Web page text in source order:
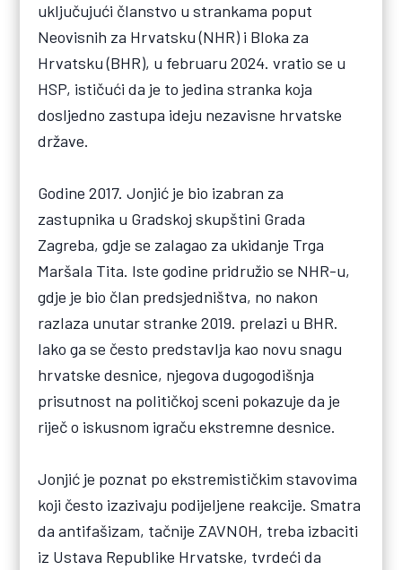
uključujući članstvo u strankama poput
Neovisnih za Hrvatsku (NHR) i Bloka za
Hrvatsku (BHR), u februaru 2024. vratio se u
HSP, ističući da je to jedina stranka koja
dosljedno zastupa ideju nezavisne hrvatske
države.
Godine 2017. Jonjić je bio izabran za
zastupnika u Gradskoj skupštini Grada
Zagreba, gdje se zalagao za ukidanje Trga
Maršala Tita. Iste godine pridružio se NHR-u,
gdje je bio član predsjedništva, no nakon
razlaza unutar stranke 2019. prelazi u BHR.
Iako ga se često predstavlja kao novu snagu
hrvatske desnice, njegova dugogodišnja
prisutnost na političkoj sceni pokazuje da je
riječ o iskusnom igraču ekstremne desnice.
Jonjić je poznat po ekstremističkim stavovima
koji često izazivaju podijeljene reakcije. Smatra
da antifašizam, tačnije ZAVNOH, treba izbaciti
iz Ustava Republike Hrvatske, tvrdeći da